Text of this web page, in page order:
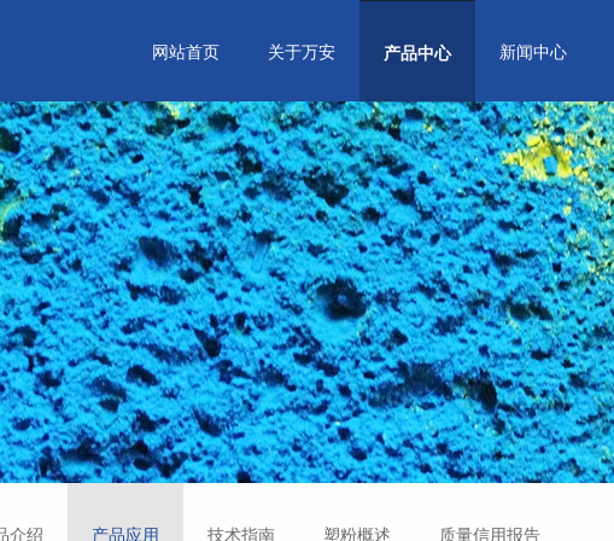
网站首页 关于万安 产品中心 新闻中心
介绍 产品应用 技术指南 塑粉概述 质量信用报告